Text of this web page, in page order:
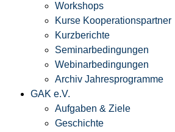
Workshops
Kurse Kooperationspartner
Kurzberichte
Seminarbedingungen
Webinarbedingungen
Archiv Jahresprogramme
GAK e.V.
Aufgaben & Ziele
Geschichte